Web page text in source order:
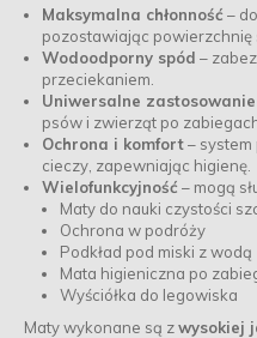
Maksymalna chłonność –
pozostawiając powierzchnię
Wodoodporny spód –
przeciekaniem.
Uniwersalne zastosowanie
psów i zwierząt po
Ochrona i komfort–
cieczy, zapewniając higienę.
Wielofunkcyjność – mogą
Maty do nauki czystości
Ochrona w podróży
Podkład pod miski z wodą
Mata higieniczna po
Wyściółka do legowiska
Maty wykonane są zwysokiej